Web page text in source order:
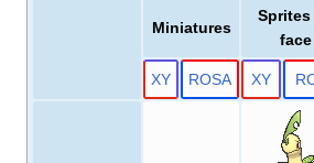
Miniatures
Sprites
face
XY ROSA XY